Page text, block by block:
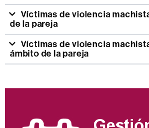
de la pareja
ámbito de la pareja
Información